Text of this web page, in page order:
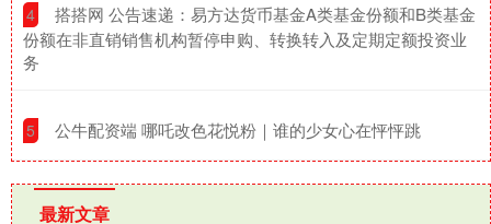
4
​搭搭网 公告速递：易方达货币基金A类基金份额和B类基金
份额在非直销销售机构暂停申购、转换转入及定期定额投资业
务
5 ​公牛配资端 哪吒改色花悦粉｜谁的少女心在怦怦跳
最新文章